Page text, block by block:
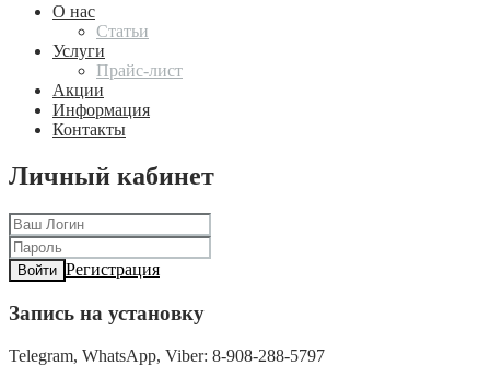
О нас
Статьи
Услуги
Прайс-лист
Акции
Информация
Контакты
Личный кабинет
Войти Регистрация
Запись на установку
Telegram, WhatsApp, Viber: 8-908-288-5797